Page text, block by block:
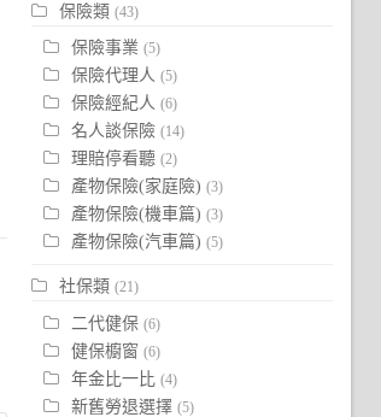
保險類 (43)
保險事業 (5)
保險代理人 (5)
保險經紀人 (6)
名人談保險 (14)
理賠停看聽 (2)
產物保險(家庭險) (3)
產物保險(機車篇) (3)
產物保險(汽車篇) (5)
社保類 (21)
二代健保 (6)
健保櫥窗 (6)
年金比一比 (4)
新舊勞退選擇 (5)